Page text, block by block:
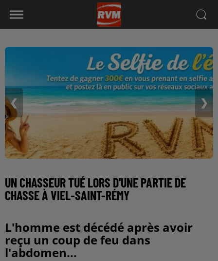
❮ ❯
UN CHASSEUR TUÉ LORS D'UNE PARTIE DE
CHASSE À VIEL-SAINT-RÉMY
L'homme est décédé après avoir
reçu un coup de feu dans
l'abdomen...